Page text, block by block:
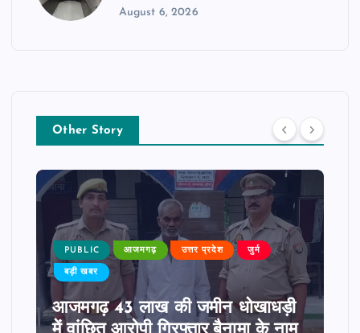
August 6, 2026
Other Story
PUBLIC आजमगढ़ उत्तर प्रदेश जुर्म
बड़ी खबर
आजमगढ़ 43 लाख की जमीन धोखाधड़ी